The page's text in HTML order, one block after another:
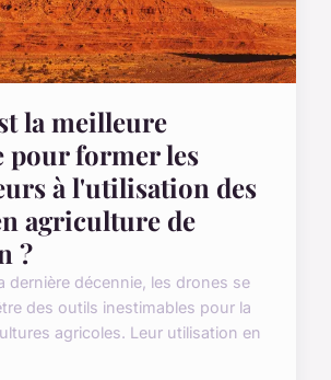
la meilleure
pour former les
à l'utilisation des
agriculture de
?
dernière décennie, les drones se
des outils inestimables pour la
agricoles. Leur utilisation en